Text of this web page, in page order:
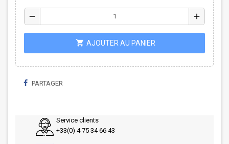
remove add
shopping_cart AJOUTER AU PANIER
PARTAGER
Service clients
+33(0) 4 75 34 66 43